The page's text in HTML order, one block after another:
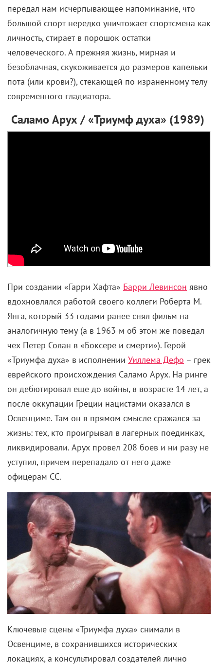
передал нам исчерпывающее напоминание, что
большой спорт нередко уничтожает спортсмена как
личность, стирает в порошок остатки
человеческого. А прежняя жизнь, мирная и
безоблачная, скукоживается до размеров капельки
пота (или крови?), стекающей по израненному телу
современного гладиатора.
Саламо Арух / «Триумф духа» (1989)
При создании «Гарри Хафта» Барри Левинсон явно
вдохновлялся работой своего коллеги Роберта М.
Янга, который 33 годами ранее снял фильм на
аналогичную тему (а в 1963-м об этом же поведал
чех Петер Солан в «Боксере и смерти»). Герой
«Триумфа духа» в исполнении Уиллема Дефо – грек
еврейского происхождения Саламо Арух. На ринге
он дебютировал еще до войны, в возрасте 14 лет, а
после оккупации Греции нацистами оказался в
Освенциме. Там он в прямом смысле сражался за
жизнь: тех, кто проигрывал в лагерных поединках,
ликвидировали. Арух провел 208 боев и ни разу не
уступил, причем перепадало от него даже
офицерам СС.
Ключевые сцены «Триумфа духа» снимали в
Освенциме, в сохранившихся исторических
локациях, а консультировал создателей лично